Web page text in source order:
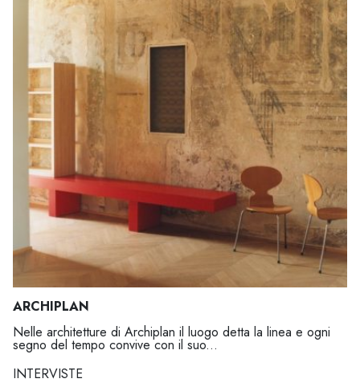
ARCHIPLAN
Nelle architetture di Archiplan il luogo detta la linea e ogni
segno del tempo convive con il suo...
INTERVISTE